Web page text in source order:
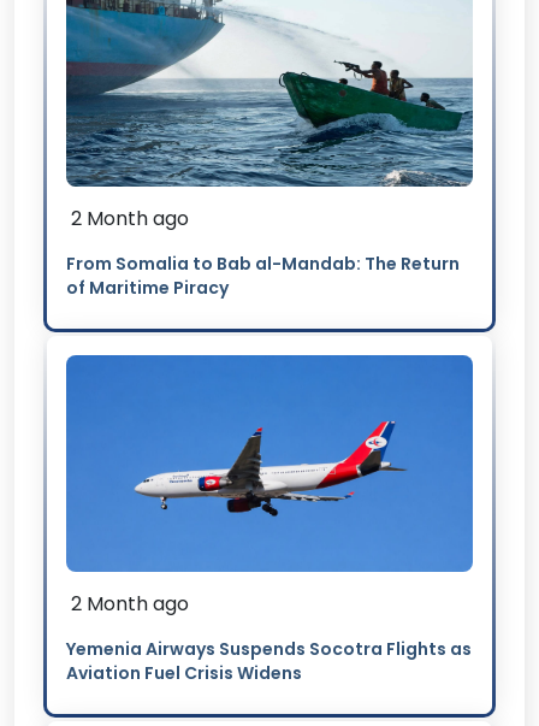
2 Month ago
From Somalia to Bab al-Mandab: The Return
of Maritime Piracy
2 Month ago
Yemenia Airways Suspends Socotra Flights as
Aviation Fuel Crisis Widens